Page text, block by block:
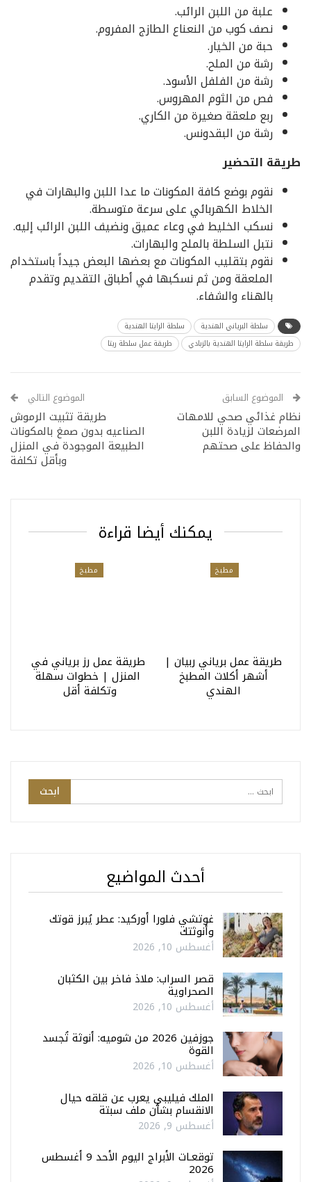
علبة من اللبن الرائب.
نصف كوب من النعناع الطازج المفروم.
حبة من الخيار.
رشة من الملح.
رشة من الفلفل الأسود.
فص من الثوم المهروس.
ربع ملعقة صغيرة من الكاري.
رشة من البقدونس.
طريقة التحضير
نقوم بوضع كافة المكونات ما عدا اللبن والبهارات في
الخلاط الكهربائي على سرعة متوسطة.
نسكب الخليط في وعاء عميق ونضيف اللبن الرائب إليه.
نتبل السلطة بالملح والبهارات.
نقوم بتقليب المكونات مع بعضها البعض جيداً باستخدام
الملعقة ومن ثم نسكبها في أطباق التقديم وتقدم
بالهناء والشفاء.
سلطة البرياني الهندية
سلطة الرايتا الهندية
طريقة سلطة الرايتا الهندية بالزبادي
طريقة عمل سلطة ريتا
الموضوع السابق
نظام غذائي صحي للامهات
المرضعات لزيادة اللبن
والحفاظ على صحتهم
الموضوع التالي
طريقة تثبيت الرموش
الصناعيه بدون صمغ بالمكونات
الطبيعة الموجودة في المنزل
وبأقل تكلفة
يمكنك أيضا قراءة
مطبخ
طريقة عمل برياني ربيان |
أشهر أكلات المطبخ
الهندي
مطبخ
طريقة عمل رز برياني في
المنزل | خطوات سهلة
وتكلفة أقل
أحدث المواضيع
غوتشي فلورا أوركيد: عطر يُبرز قوتك
وأنوثتك
أغسطس 10, 2026
قصر السراب: ملاذ فاخر بين الكثبان
الصحراوية
أغسطس 10, 2026
جوزفين 2026 من شوميه: أنوثة تُجسد
القوة
أغسطس 10, 2026
الملك فيليبي يعرب عن قلقه حيال
الانقسام بشأن ملف سبتة
أغسطس 9, 2026
توقعـات الأبراج اليوم الأحد 9 أغسطس
2026